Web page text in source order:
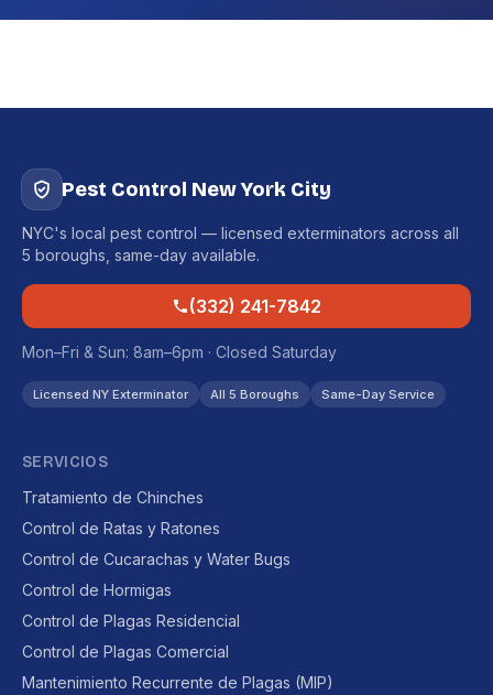
Pest Control New York City
NYC's local pest control — licensed exterminators across all
5 boroughs, same-day available.
(332) 241-7842
Mon–Fri & Sun: 8am–6pm · Closed Saturday
Licensed NY Exterminator All 5 Boroughs Same-Day Service
SERVICIOS
Tratamiento de Chinches
Control de Ratas y Ratones
Control de Cucarachas y Water Bugs
Control de Hormigas
Control de Plagas Residencial
Control de Plagas Comercial
Mantenimiento Recurrente de Plagas (MIP)